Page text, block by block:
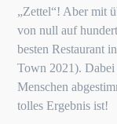
„Zettel“! Aber mit
von null auf
besten Restaurant
Town 2021). Dabei
Menschen
tolles Ergebnis ist!